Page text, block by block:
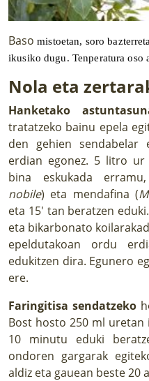
Baso mistoetan, soro
ikusiko dugu. Tenperatura oso
Nola eta
Hanketako
tratatzeko bainu epela
den gehien sendabelar
erdian egonez. 5 litro
bina eskukada
nobile) eta mendafina (
eta 15' tan beratzen
eta bikarbonato
epeldutakoan ordu
edukitzen dira. Egunero
ere.
Faringitisa sendatzeko
Bost hosto 250 ml
10 minutu eduki
ondoren gargarak
aldiz eta gauean beste 20